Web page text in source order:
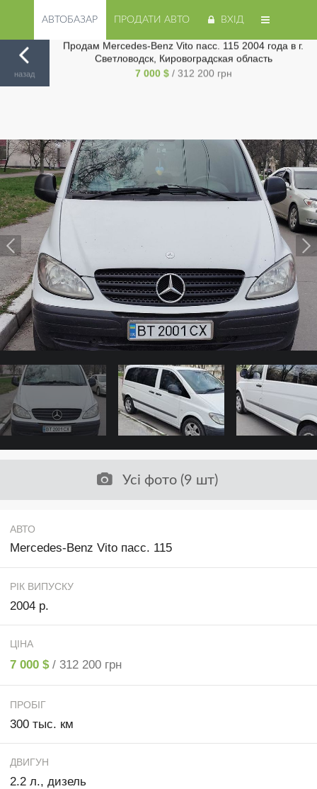
АВТОБАЗАР ПРОДАТИ АВТО ВХІД
Авторинок на Cars.ua/Кропивницкий/Mercedes-Benz/
назад
Продам Mercedes-Benz Vito пасс. 115 2004 года в г.
Светловодск, Кировоградская область
7 000 $ / 312 200 грн
Усі фото (9 шт)
АВТО
Mercedes-Benz Vito пасс. 115
РІК ВИПУСКУ
2004 р.
ЦІНА
7 000 $ / 312 200 грн
ПРОБІГ
300 тыс. км
ДВИГУН
2.2 л., дизель